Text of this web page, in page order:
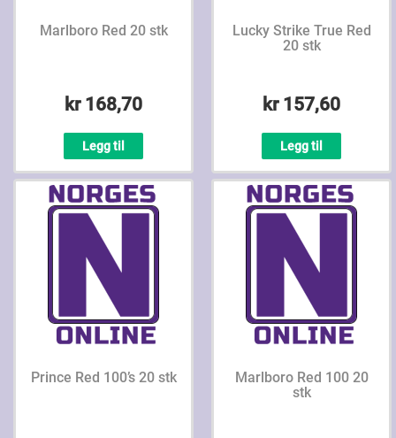
Marlboro Red 20 stk
kr 168,70
Legg til
Lucky Strike True Red
20 stk
kr 157,60
Legg til
Prince Red 100’s 20 stk
Marlboro Red 100 20
stk